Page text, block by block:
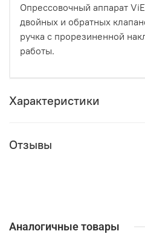
Опрессовочный аппарат
двойных и обратных
ручка с прорезиненной
работы.
Характеристики
Отзывы
Аналогичные товары